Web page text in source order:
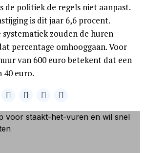
de politiek de regels niet aanpast.
is dit jaar 6,6 procent.
systematiek zouden de huren
percentage omhooggaan. Voor
van 600 euro betekent dat een
40 euro.